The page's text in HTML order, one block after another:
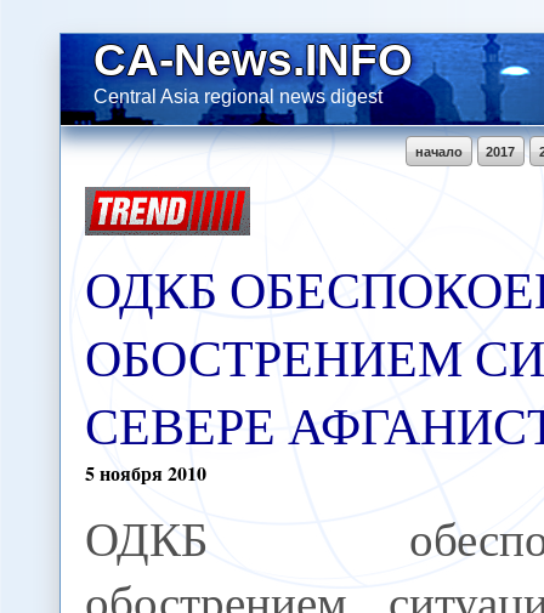
CA-News.INFO
Central Asia regional news digest
2017
начало
ОДКБ
ОБОСТРЕНИЕМ
СЕВЕРЕ
5ноября2010
ОДКБ